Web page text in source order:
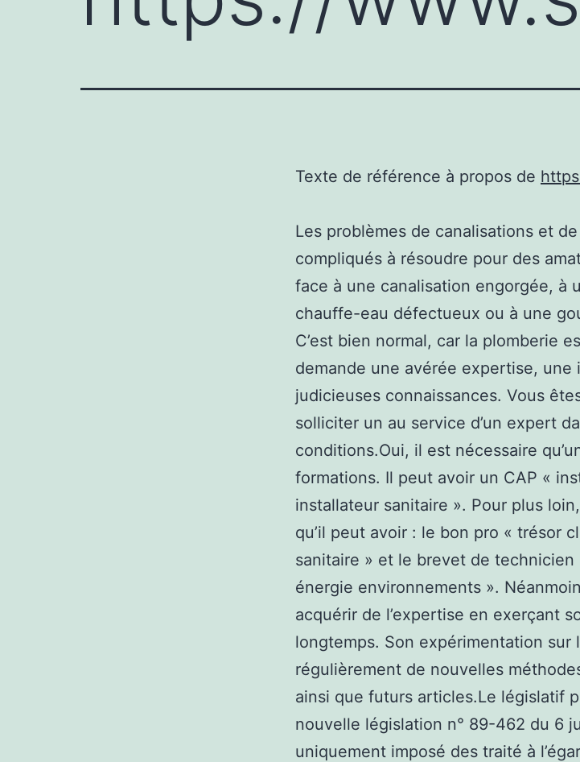
Texte de référence à propos de
Les problèmes de canalisations et
compliqués à résoudre pour des
face à une canalisation engorgée, à
chauffe-eau défectueux ou à une
C’est bien normal, car la plomberie
demande une avérée expertise, une
judicieuses connaissances. Vous
solliciter un au service d’un expert
conditions.Oui, il est nécessaire
formations. Il peut avoir un CAP «
installateur sanitaire ». Pour plus
qu’il peut avoir : le bon pro « trésor
sanitaire » et le brevet de
énergie environnements ».
acquérir de l’expertise en exerçant
longtemps. Son expérimentation sur
régulièrement de nouvelles
ainsi que futurs articles.Le législatif
nouvelle législation n° 89-462 du 6
uniquement imposé des traité à